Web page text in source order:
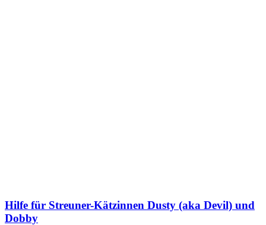
Hilfe für Streuner-Kätzinnen Dusty (aka Devil) und
Dobby